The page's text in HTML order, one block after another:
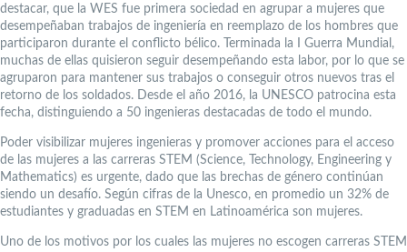
destacar, que la WES fue primera sociedad en agrupar a mujeres que
desempeñaban trabajos de ingeniería en reemplazo de los hombres que
participaron durante el conflicto bélico. Terminada la I Guerra Mundial,
muchas de ellas quisieron seguir desempeñando esta labor, por lo que se
agruparon para mantener sus trabajos o conseguir otros nuevos tras el
retorno de los soldados. Desde el año 2016, la UNESCO patrocina esta
fecha, distinguiendo a 50 ingenieras destacadas de todo el mundo.
Poder visibilizar mujeres ingenieras y promover acciones para el acceso
de las mujeres a las carreras STEM (Science, Technology, Engineering y
Mathematics) es urgente, dado que las brechas de género continúan
siendo un desafío. Según cifras de la Unesco, en promedio un 32% de
estudiantes y graduadas en STEM en Latinoamérica son mujeres.
Uno de los motivos por los cuales las mujeres no escogen carreras STEM